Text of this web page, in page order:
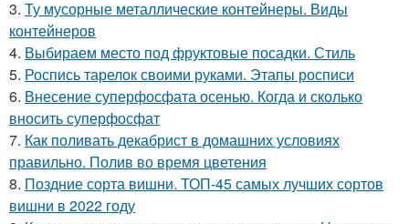
3. Ту мусорные металлические контейнеры. Виды
контейнеров
4. Выбираем место под фруктовые посадки. Стиль
5. Роспись тарелок своими руками. Этапы росписи
6. Внесение суперфосфата осенью. Когда и сколько
вносить суперфосфат
7. Как поливать декабрист в домашних условиях
правильно. Полив во время цветения
8. Поздние сорта вишни. ТОП-45 самых лучших сортов
вишни в 2022 году